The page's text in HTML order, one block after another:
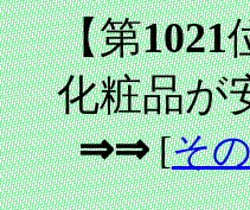
【第1021
化粧品が
⇒⇒[そ